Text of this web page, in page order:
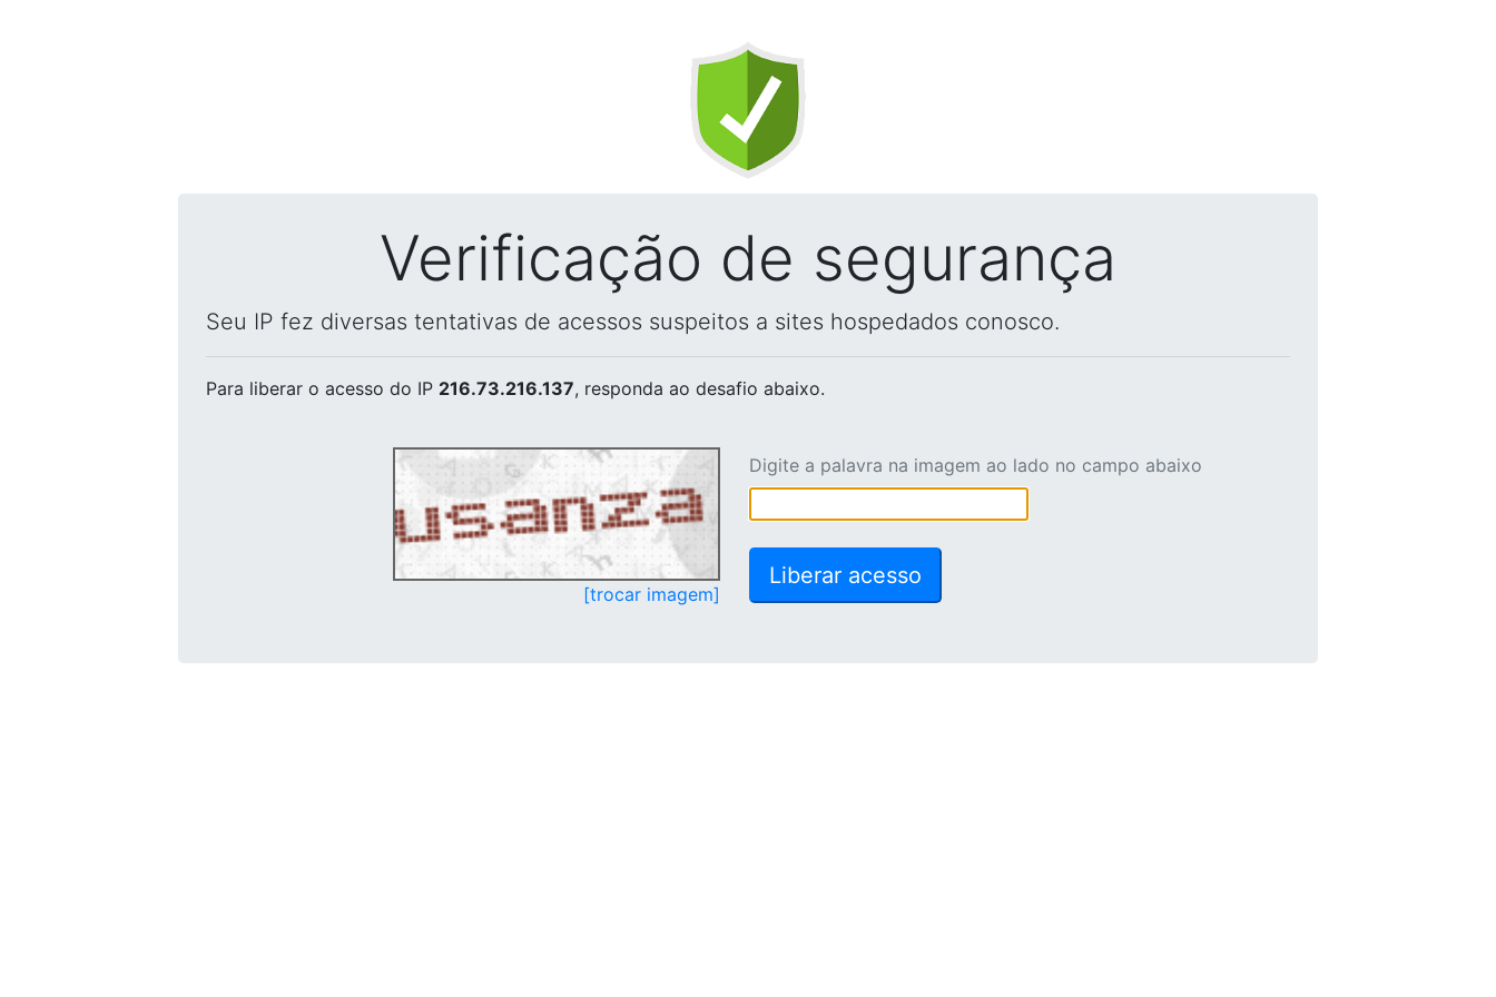
Verificação de segurança
Seu IP fez diversas tentativas de acessos suspeitos a sites hospedados conosco.
Para liberar o acesso do IP 216.73.216.137, responda ao desafio abaixo.
[trocar imagem]
Digite a palavra na imagem ao lado no campo abaixo